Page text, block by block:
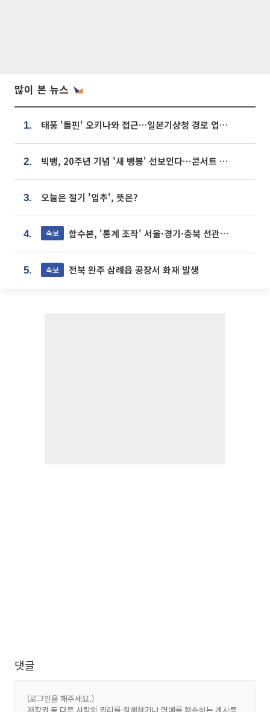
많이 본 뉴스
1. 태풍 '돌핀' 오키나와 접근…일본기상청 경로 업데이트
2. 빅뱅, 20주년 기념 '새 뱅봉' 선보인다⋯콘서트 앞두고 팝업 개최
3. 오늘은 절기 '입추', 뜻은?
4. 속보 합수본, '통계 조작' 서울·경기·충북 선관위 등 추가 압수수색
5. 속보 전북 완주 삼례읍 공장서 화재 발생
댓글